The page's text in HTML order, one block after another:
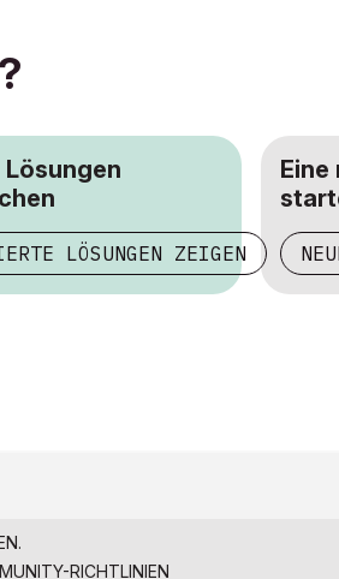
LÖSUNGEN ZEIGEN
Eine
RICHTLINIEN